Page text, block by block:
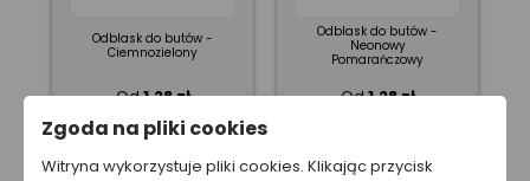
Odblask do butów -
Ciemnozielony
Od1,28 zł
Odblask do butów -
Neonowy
Pomarańczowy
Od1,28 zł
Zgoda na pliki cookies
Witryna wykorzystuje pliki cookies. Klikając przycisk